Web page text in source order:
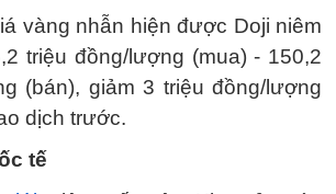
vàng nhẫn hiện được Doji niêm
triệu đồng/lượng (mua) - 150,2
(bán), giảm 3 triệu đồng/lượng
dịch trước.
tế